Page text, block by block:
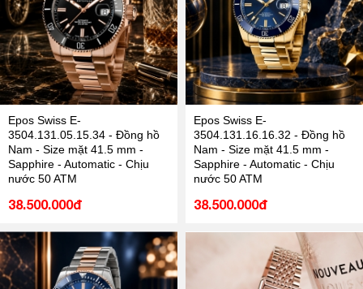
Epos Swiss E-
3504.131.05.15.34 - Đồng hồ
Nam - Size mặt 41.5 mm -
Sapphire - Automatic - Chịu
nước 50 ATM
38.500.000đ
Epos Swiss E-
3504.131.16.16.32 - Đồng hồ
Nam - Size mặt 41.5 mm -
Sapphire - Automatic - Chịu
nước 50 ATM
38.500.000đ